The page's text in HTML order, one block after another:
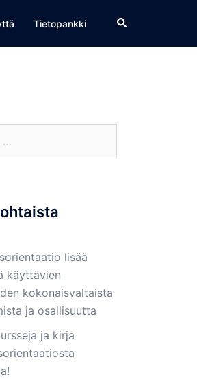
Tietopankki
lisää
käyttävien
kokonaisvaltaista
ja osallisuutta
ja kirja